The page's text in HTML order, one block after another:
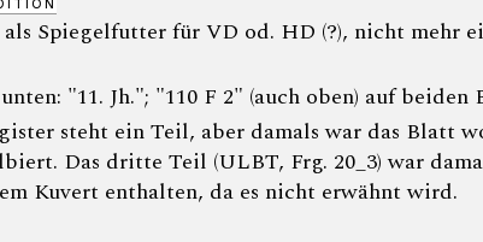
Spiegelfutter für VD od. HD (?), nicht mehr
"11. Jh."; "110 F 2" (auch oben) auf
steht ein Teil, aber damals war das Blatt
Das dritte Teil (ULBT, Frg. 20_3) war
Kuvert enthalten, da es nicht erwähnt wird.